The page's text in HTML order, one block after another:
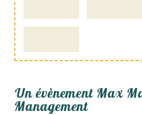
Un évènement Max
Management